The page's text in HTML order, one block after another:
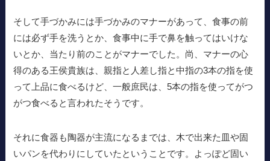
そして手づかみには手づかみのマナーがあって、食事の前
には必ず手を洗うとか、食事中に手で鼻を触ってはいけな
いとか、当たり前のことがマナーでした。尚、マナーの心
得のある王侯貴族は、親指と人差し指と中指の3本の指を使
って上品に食べるけど、一般庶民は、5本の指を使ってがつ
がつ食べると言われたそうです。
それに食器も陶器が主流になるまでは、木で出来た皿や固
いパンを代わりにしていたということです。よっぽど固い